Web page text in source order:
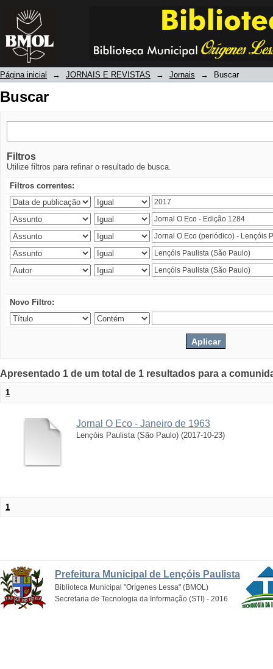
Buscar
Página inicial → JORNAIS E REVISTAS → Jornais → Buscar
Buscar
Filtros
Utilize filtros para refinar o resultado de busca.
Filtros correntes:
Novo Filtro:
Apresentado 1 de um total de 1 resultados para a
1
Jornal O Eco - Janeiro de 1963
Lençóis Paulista (São Paulo) (2017-10-23)
1
Prefeitura Municipal de Lençóis Paulista
Biblioteca Municipal "Orígenes Lessa" (BMOL)
Secretaria de Tecnologia da Informação (STI) - 2016